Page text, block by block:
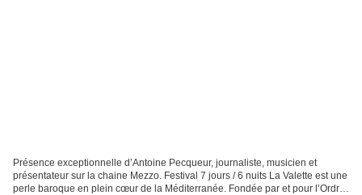
Présence exceptionnelle d’Antoine Pecqueur, journaliste, musicien et
présentateur sur la chaine Mezzo. Festival 7 jours / 6 nuits La Valette est une
perle baroque en plein cœur de la Méditerranée. Fondée par et pour l’Ordre